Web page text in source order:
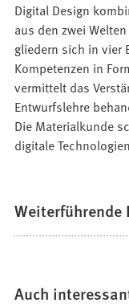
Digital Design
aus den zwei
gliedern sich in vier
Kompetenzen in
vermittelt das
Entwurfslehre
Die Materialkunde
digitale
Auch